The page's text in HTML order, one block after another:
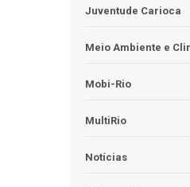
Juventude Carioca
Meio Ambiente e
Mobi-Rio
MultiRio
Notícias